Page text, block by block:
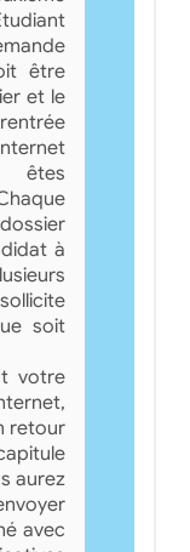
être
et le
êtes
à
soit
votre
retour
aurez
avec